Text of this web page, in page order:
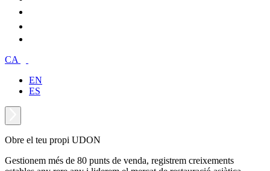
CA
EN
ES
Obre el teu propi UDON
Gestionem més de 80 punts de venda, registrem creixements